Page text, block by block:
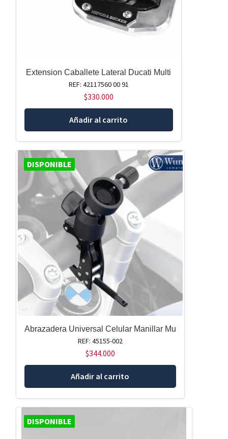
Extension Caballete Lateral Ducati Multi
REF: 42117560 00 91
$330.000
Añadir al carrito
DISPONIBLE
Abrazadera Universal Celular Manillar Mu
REF: 45155-002
$344.000
Añadir al carrito
DISPONIBLE